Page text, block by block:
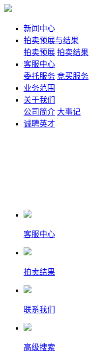
新闻中心
拍卖预展与结果
拍卖预展 拍卖结果
客服中心
委托服务 竞买服务
业务范围
关于我们
公司简介 大事记
诚聘英才
客服中心
拍卖结果
联系我们
高级搜索